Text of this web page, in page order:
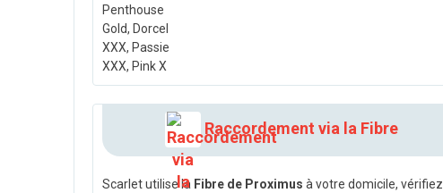
Penthouse
Gold, Dorcel
XXX, Passie
XXX, Pink X
Raccordement via la Fibre
Scarlet utilise la Fibre de Proximus à votre domicile, vérifiez